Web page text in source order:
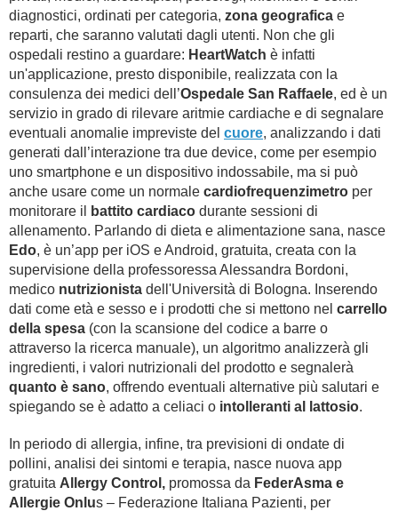
diagnostici, ordinati per categoria, zona geografica e
reparti, che saranno valutati dagli utenti. Non che gli
ospedali restino a guardare: HeartWatch è infatti
un'applicazione, presto disponibile, realizzata con la
consulenza dei medici dell’Ospedale San Raffaele, ed è un
servizio in grado di rilevare aritmie cardiache e di segnalare
eventuali anomalie impreviste del cuore, analizzando i dati
generati dall’interazione tra due device, come per esempio
uno smartphone e un dispositivo indossabile, ma si può
anche usare come un normale cardiofrequenzimetro per
monitorare il
battito cardiaco durante sessioni di
allenamento. Parlando di dieta e alimentazione sana, nasce
Edo, è un’app per iOS e Android, gratuita, creata con la
supervisione della professoressa Alessandra Bordoni,
medico nutrizionista dell'Università di Bologna. Inserendo
dati come età e sesso e i prodotti che si mettono nel carrello
della spesa (con la scansione del codice a barre o
attraverso la ricerca manuale), un algoritmo analizzerà gli
ingredienti, i valori nutrizionali del prodotto e segnalerà
quanto è sano, offrendo eventuali alternative più salutari e
spiegando se è adatto a celiaci o intolleranti al lattosio.
In periodo di allergia, infine, tra previsioni di ondate di
pollini, analisi dei sintomi e terapia, nasce nuova app
gratuita Allergy Control, promossa da FederAsma e
Allergie Onlus – Federazione Italiana Pazienti, per